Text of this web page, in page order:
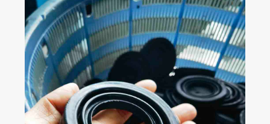
Mukautetut kumi-silikoniosat OEM ODM
| Muotti- ja piirustustehdas
Katso lisää >>